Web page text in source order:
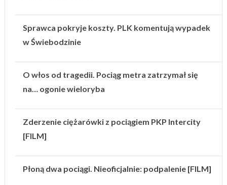
Sprawca pokryje koszty. PLK komentują wypadek
w Świebodzinie
O włos od tragedii. Pociąg metra zatrzymał się
na… ogonie wieloryba
Zderzenie ciężarówki z pociągiem PKP Intercity
[FILM]
Płoną dwa pociągi. Nieoficjalnie: podpalenie [FILM]